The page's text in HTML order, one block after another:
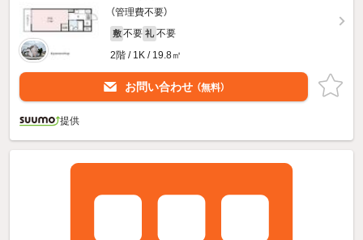
（管理費不要）
敷 不要 礼 不要
2階 / 1K / 19.8㎡
お問い合わせ （無料）
提供